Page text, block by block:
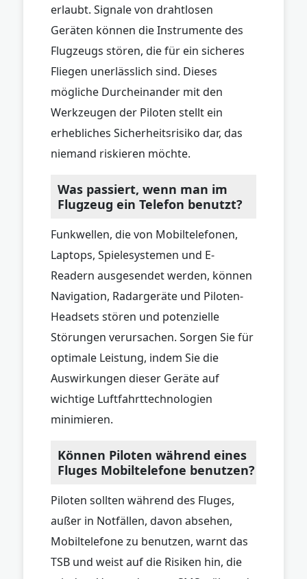
erlaubt. Signale von drahtlosen
Geräten können die Instrumente des
Flugzeugs stören, die für ein sicheres
Fliegen unerlässlich sind. Dieses
mögliche Durcheinander mit den
Werkzeugen der Piloten stellt ein
erhebliches Sicherheitsrisiko dar, das
niemand riskieren möchte.
Was passiert, wenn man im
Flugzeug ein Telefon benutzt?
Funkwellen, die von Mobiltelefonen,
Laptops, Spielesystemen und E-
Readern ausgesendet werden, können
Navigation, Radargeräte und Piloten-
Headsets stören und potenzielle
Störungen verursachen. Sorgen Sie für
optimale Leistung, indem Sie die
Auswirkungen dieser Geräte auf
wichtige Luftfahrttechnologien
minimieren.
Können Piloten während eines
Fluges Mobiltelefone benutzen?
Piloten sollten während des Fluges,
außer in Notfällen, davon absehen,
Mobiltelefone zu benutzen, warnt das
TSB und weist auf die Risiken hin, die